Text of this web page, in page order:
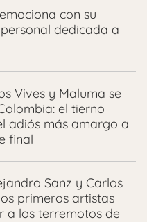
con su
dedicada a
Vives y Maluma se
el tierno
adiós más amargo a
final
Sanz y Carlos
primeros artistas
a los terremotos de